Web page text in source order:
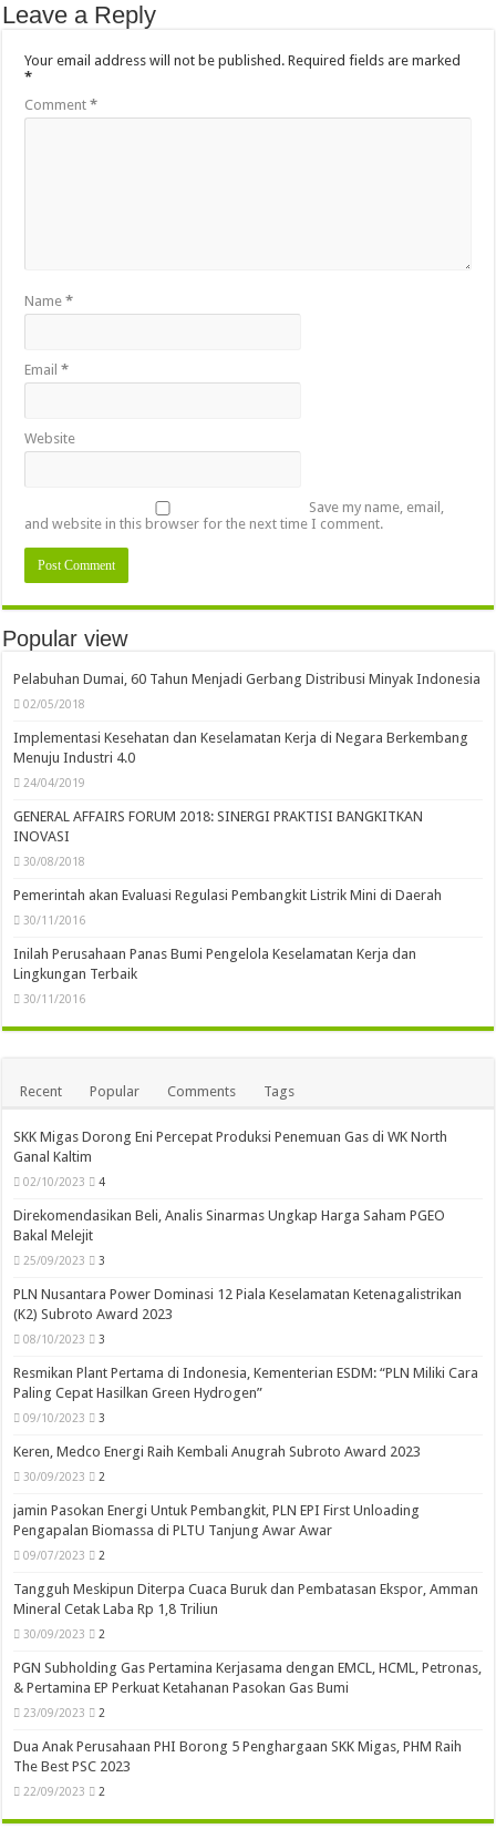
Leave a Reply
Your email address will not be published. Required fields are marked
*
Comment*
Name*
Email*
Website
Save my name, email,
and website in this browser for the next time I comment.
Popular view
Pelabuhan Dumai, 60 Tahun Menjadi Gerbang Distribusi Minyak Indonesia
02/05/2018
Implementasi Kesehatan dan Keselamatan Kerja di Negara Berkembang
Menuju Industri 4.0
24/04/2019
GENERAL AFFAIRS FORUM 2018: SINERGI PRAKTISI BANGKITKAN
INOVASI
30/08/2018
Pemerintah akan Evaluasi Regulasi Pembangkit Listrik Mini di Daerah
30/11/2016
Inilah Perusahaan Panas Bumi Pengelola Keselamatan Kerja dan
Lingkungan Terbaik
30/11/2016
Recent Popular Comments Tags
SKK Migas Dorong Eni Percepat Produksi Penemuan Gas di WK North
Ganal Kaltim
02/10/2023 4
Direkomendasikan Beli, Analis Sinarmas Ungkap Harga Saham PGEO
Bakal Melejit
25/09/2023 3
PLN Nusantara Power Dominasi 12 Piala Keselamatan Ketenagalistrikan
(K2) Subroto Award 2023
08/10/2023 3
Resmikan Plant Pertama di Indonesia, Kementerian ESDM: “PLN Miliki Cara
Paling Cepat Hasilkan Green Hydrogen”
09/10/2023 3
Keren, Medco Energi Raih Kembali Anugrah Subroto Award 2023
30/09/2023 2
jamin Pasokan Energi Untuk Pembangkit, PLN EPI First Unloading
Pengapalan Biomassa di PLTU Tanjung Awar Awar
09/07/2023 2
Tangguh Meskipun Diterpa Cuaca Buruk dan Pembatasan Ekspor, Amman
Mineral Cetak Laba Rp 1,8 Triliun
30/09/2023 2
PGN Subholding Gas Pertamina Kerjasama dengan EMCL, HCML, Petronas,
& Pertamina EP Perkuat Ketahanan Pasokan Gas Bumi
23/09/2023 2
Dua Anak Perusahaan PHI Borong 5 Penghargaan SKK Migas, PHM Raih
The Best PSC 2023
22/09/2023 2